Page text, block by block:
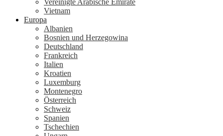
Vietnam
Europa
Albanien
Bosnien und Herzegowina
Deutschland
Frankreich
Italien
Kroatien
Luxemburg
Montenegro
Österreich
Schweiz
Spanien
Tschechien